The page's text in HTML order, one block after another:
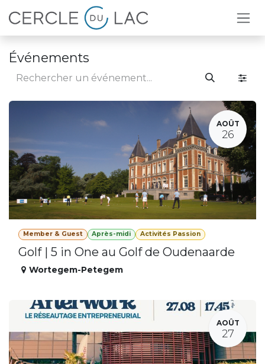
Se rendre au contenu
Événements
AOÛT
26
Member & Guest Après-midi Activités Passion
Golf | 5 in One au Golf de Oudenaarde
Wortegem-Petegem
AOÛT
27